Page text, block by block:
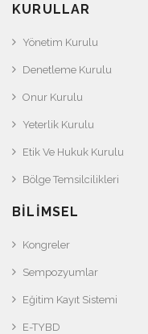
KURULLAR
Yönetim Kurulu
Denetleme Kurulu
Onur Kurulu
Yeterlik Kurulu
Etik Ve Hukuk Kurulu
Bölge Temsilcilikleri
BILIMSEL
Kongreler
Sempozyumlar
Eğitim Kayıt Sistemi
E-TYBD